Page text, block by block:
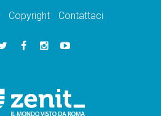
Copyright Contattaci